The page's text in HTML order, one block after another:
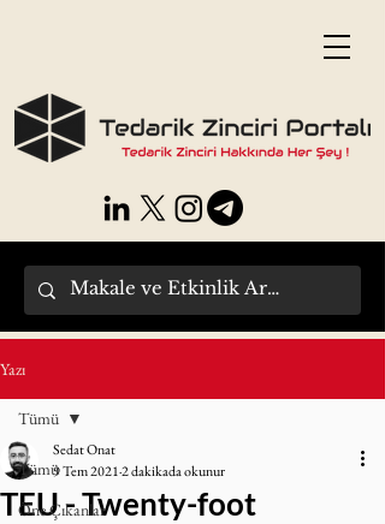
Yazı
Tümü
Öne Çıkanlar
Tümü
TEU - Twenty-foot
Sedat Onat
9 Tem 20212 dakikada okunur